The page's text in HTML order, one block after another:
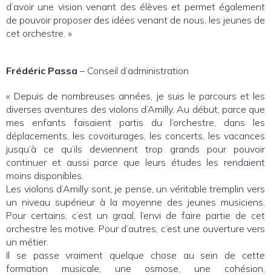
d’avoir une vision venant des élèves et permet également
de pouvoir proposer des idées venant de nous, les jeunes de
cet orchestre. »
Frédéric Passa – Conseil d’administration
« Depuis de nombreuses années, je suis le parcours et les
diverses aventures des violons d’Amilly. Au début, parce que
mes enfants faisaient partis du l’orchestre, dans les
déplacements, les covoiturages, les concerts, les vacances
jusqu’à ce qu’ils deviennent trop grands pour pouvoir
continuer et aussi parce que leurs études les rendaient
moins disponibles.
Les violons d’Amilly sont, je pense, un véritable tremplin vers
un niveau supérieur à la moyenne des jeunes musiciens.
Pour certains, c’est un graal, l’envi de faire partie de cet
orchestre les motive. Pour d’autres, c’est une ouverture vers
un métier.
Il se passe vraiment quelque chose au sein de cette
formation musicale, une osmose, une cohésion,